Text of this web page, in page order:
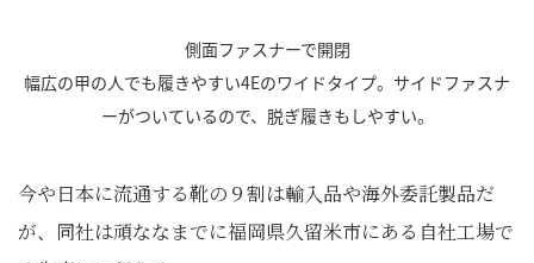
側面ファスナーで開閉
幅広の甲の人でも履きやすい4Eのワイドタイプ。サイドファスナ
ーがついているので、脱ぎ履きもしやすい。
今や日本に流通する靴の９割は輸入品や海外委託製品だ
が、同社は頑ななまでに福岡県久留米市にある自社工場で